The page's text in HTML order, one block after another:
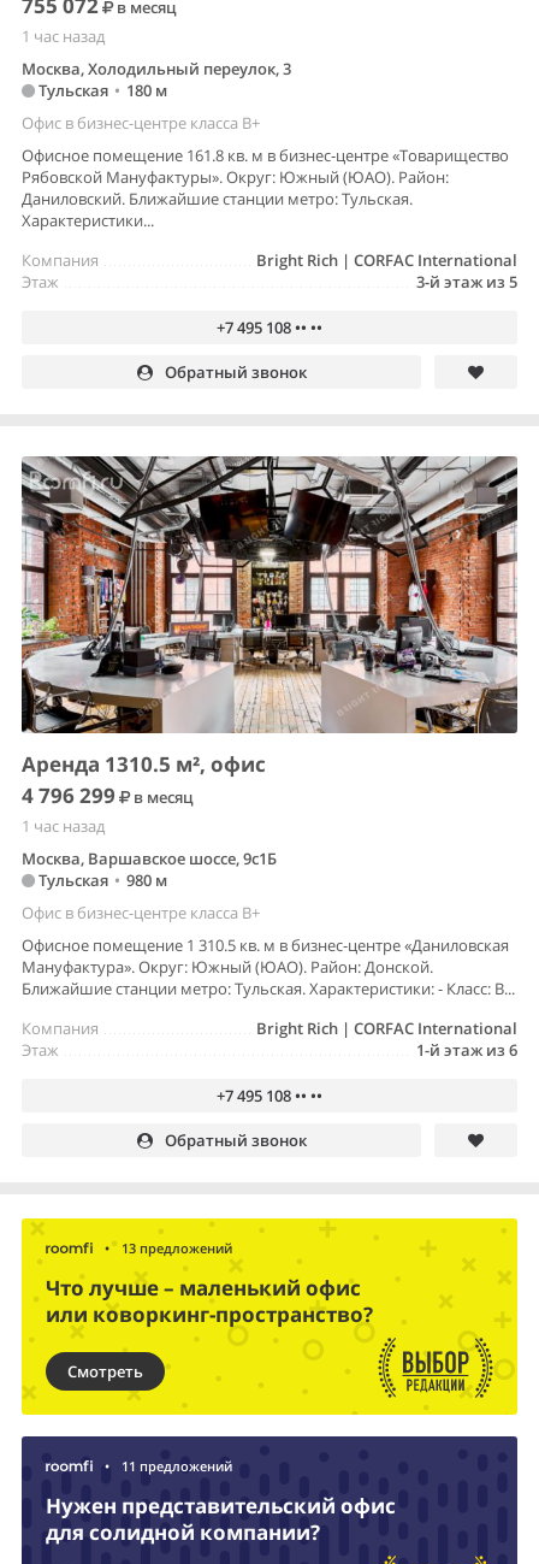
в месяц
1 час назад
Москва, Холодильный переулок, 3
Тульская • 180 м
Офис в бизнес-центре класса B+
Офисное помещение 161.8 кв. м в бизнес-центре «Товарищество
Рябовской Мануфактуры». Округ: Южный (ЮАО). Район:
Даниловский. Ближайшие станции метро: Тульская.
Характеристики...
Bright Rich | CORFAC International
Компания
3-й этаж из 5
Этаж
+7 495 108 •• ••
Обратный звонок
Аренда 1310.5 м², офис
4 796 299
в месяц
1 час назад
Москва, Варшавское шоссе, 9с1Б
Тульская • 980 м
Офис в бизнес-центре класса B+
Офисное помещение 1 310.5 кв. м в бизнес-центре «Даниловская
Мануфактура». Округ: Южный (ЮАО). Район: Донской.
Ближайшие станции метро: Тульская. Характеристики: - Класс: B...
Bright Rich | CORFAC International
Компания
1-й этаж из 6
Этаж
+7 495 108 •• ••
Обратный звонок
• 13 предложений
Что лучше – маленький офис
или коворкинг-пространство?
Смотреть
• 11 предложений
Нужен представительский офис
для солидной компании?